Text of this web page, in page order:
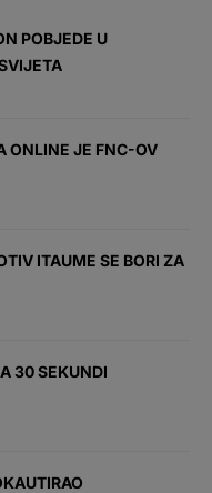
POBJEDE U
ONLINE JE FNC-OV
ITAUME SE BORI ZA
30 SEKUNDI